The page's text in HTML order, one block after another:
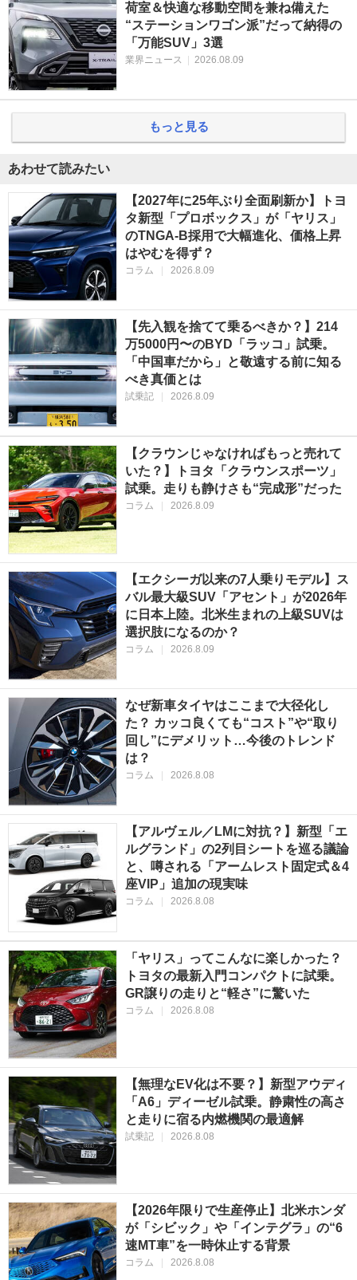
荷室＆快適な移動空間を兼ね備えた
“ステーションワゴン派”だって納得の
「万能SUV」3選
業界ニュース 2026.08.09
もっと見る
あわせて読みたい
【2027年に25年ぶり全面刷新か】トヨ
タ新型「プロボックス」が「ヤリス」
のTNGA-B採用で大幅進化、価格上昇
はやむを得ず？
コラム 2026.8.09
【先入観を捨てて乗るべきか？】214
万5000円〜のBYD「ラッコ」試乗。
「中国車だから」と敬遠する前に知る
べき真価とは
試乗記 2026.8.09
【クラウンじゃなければもっと売れて
いた？】トヨタ「クラウンスポーツ」
試乗。走りも静けさも“完成形”だった
コラム 2026.8.09
【エクシーガ以来の7人乗りモデル】ス
バル最大級SUV「アセント」が2026年
に日本上陸。北米生まれの上級SUVは
選択肢になるのか？
コラム | 2026.8.09
なぜ新車タイヤはここまで大径化し
た？ カッコ良くても“コスト”や“取り
回し”にデメリット…今後のトレンド
は？
コラム | 2026.8.08
【アルヴェル／LMに対抗？】新型「エ
ルグランド」の2列目シートを巡る議論
と、噂される「アームレスト固定式＆4
座VIP」追加の現実味
コラム | 2026.8.08
「ヤリス」ってこんなに楽しかった？
トヨタの最新入門コンパクトに試乗。
GR譲りの走りと“軽さ”に驚いた
コラム | 2026.8.08
【無理なEV化は不要？】新型アウディ
「A6」ディーゼル試乗。静粛性の高さ
と走りに宿る内燃機関の最適解
試乗記 | 2026.8.08
【2026年限りで生産停止】北米ホンダ
が「シビック」や「インテグラ」の“6
速MT車”を一時休止する背景
コラム | 2026.8.08